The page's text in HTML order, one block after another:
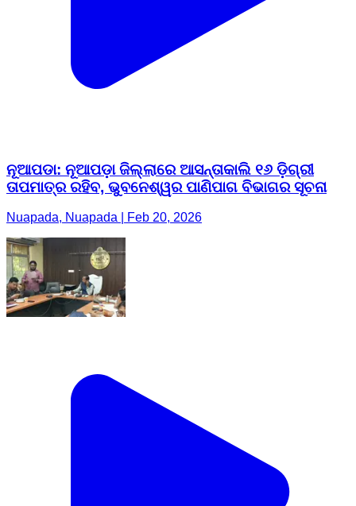
ନୂଆପଡା: ନୂଆପଡ଼ା ଜିଲ୍ଲାରେ ଆସନ୍ତାକାଲି ୧୬ ଡ଼ିଗ୍ରୀ
ତାପମାତ୍ର ରହିବ, ଭୁବନେଶ୍ୱର ପାଣିପାଗ ବିଭାଗର ସୂଚନା
Nuapada, Nuapada | Feb 20, 2026